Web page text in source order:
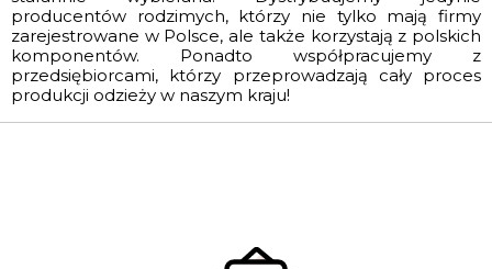
producentów rodzimych, którzy nie tylko mają firmy
zarejestrowane w Polsce, ale także korzystają z polskich
komponentów. Ponadto współpracujemy z
przedsiębiorcami, którzy przeprowadzają cały proces
produkcji odzieży w naszym kraju!